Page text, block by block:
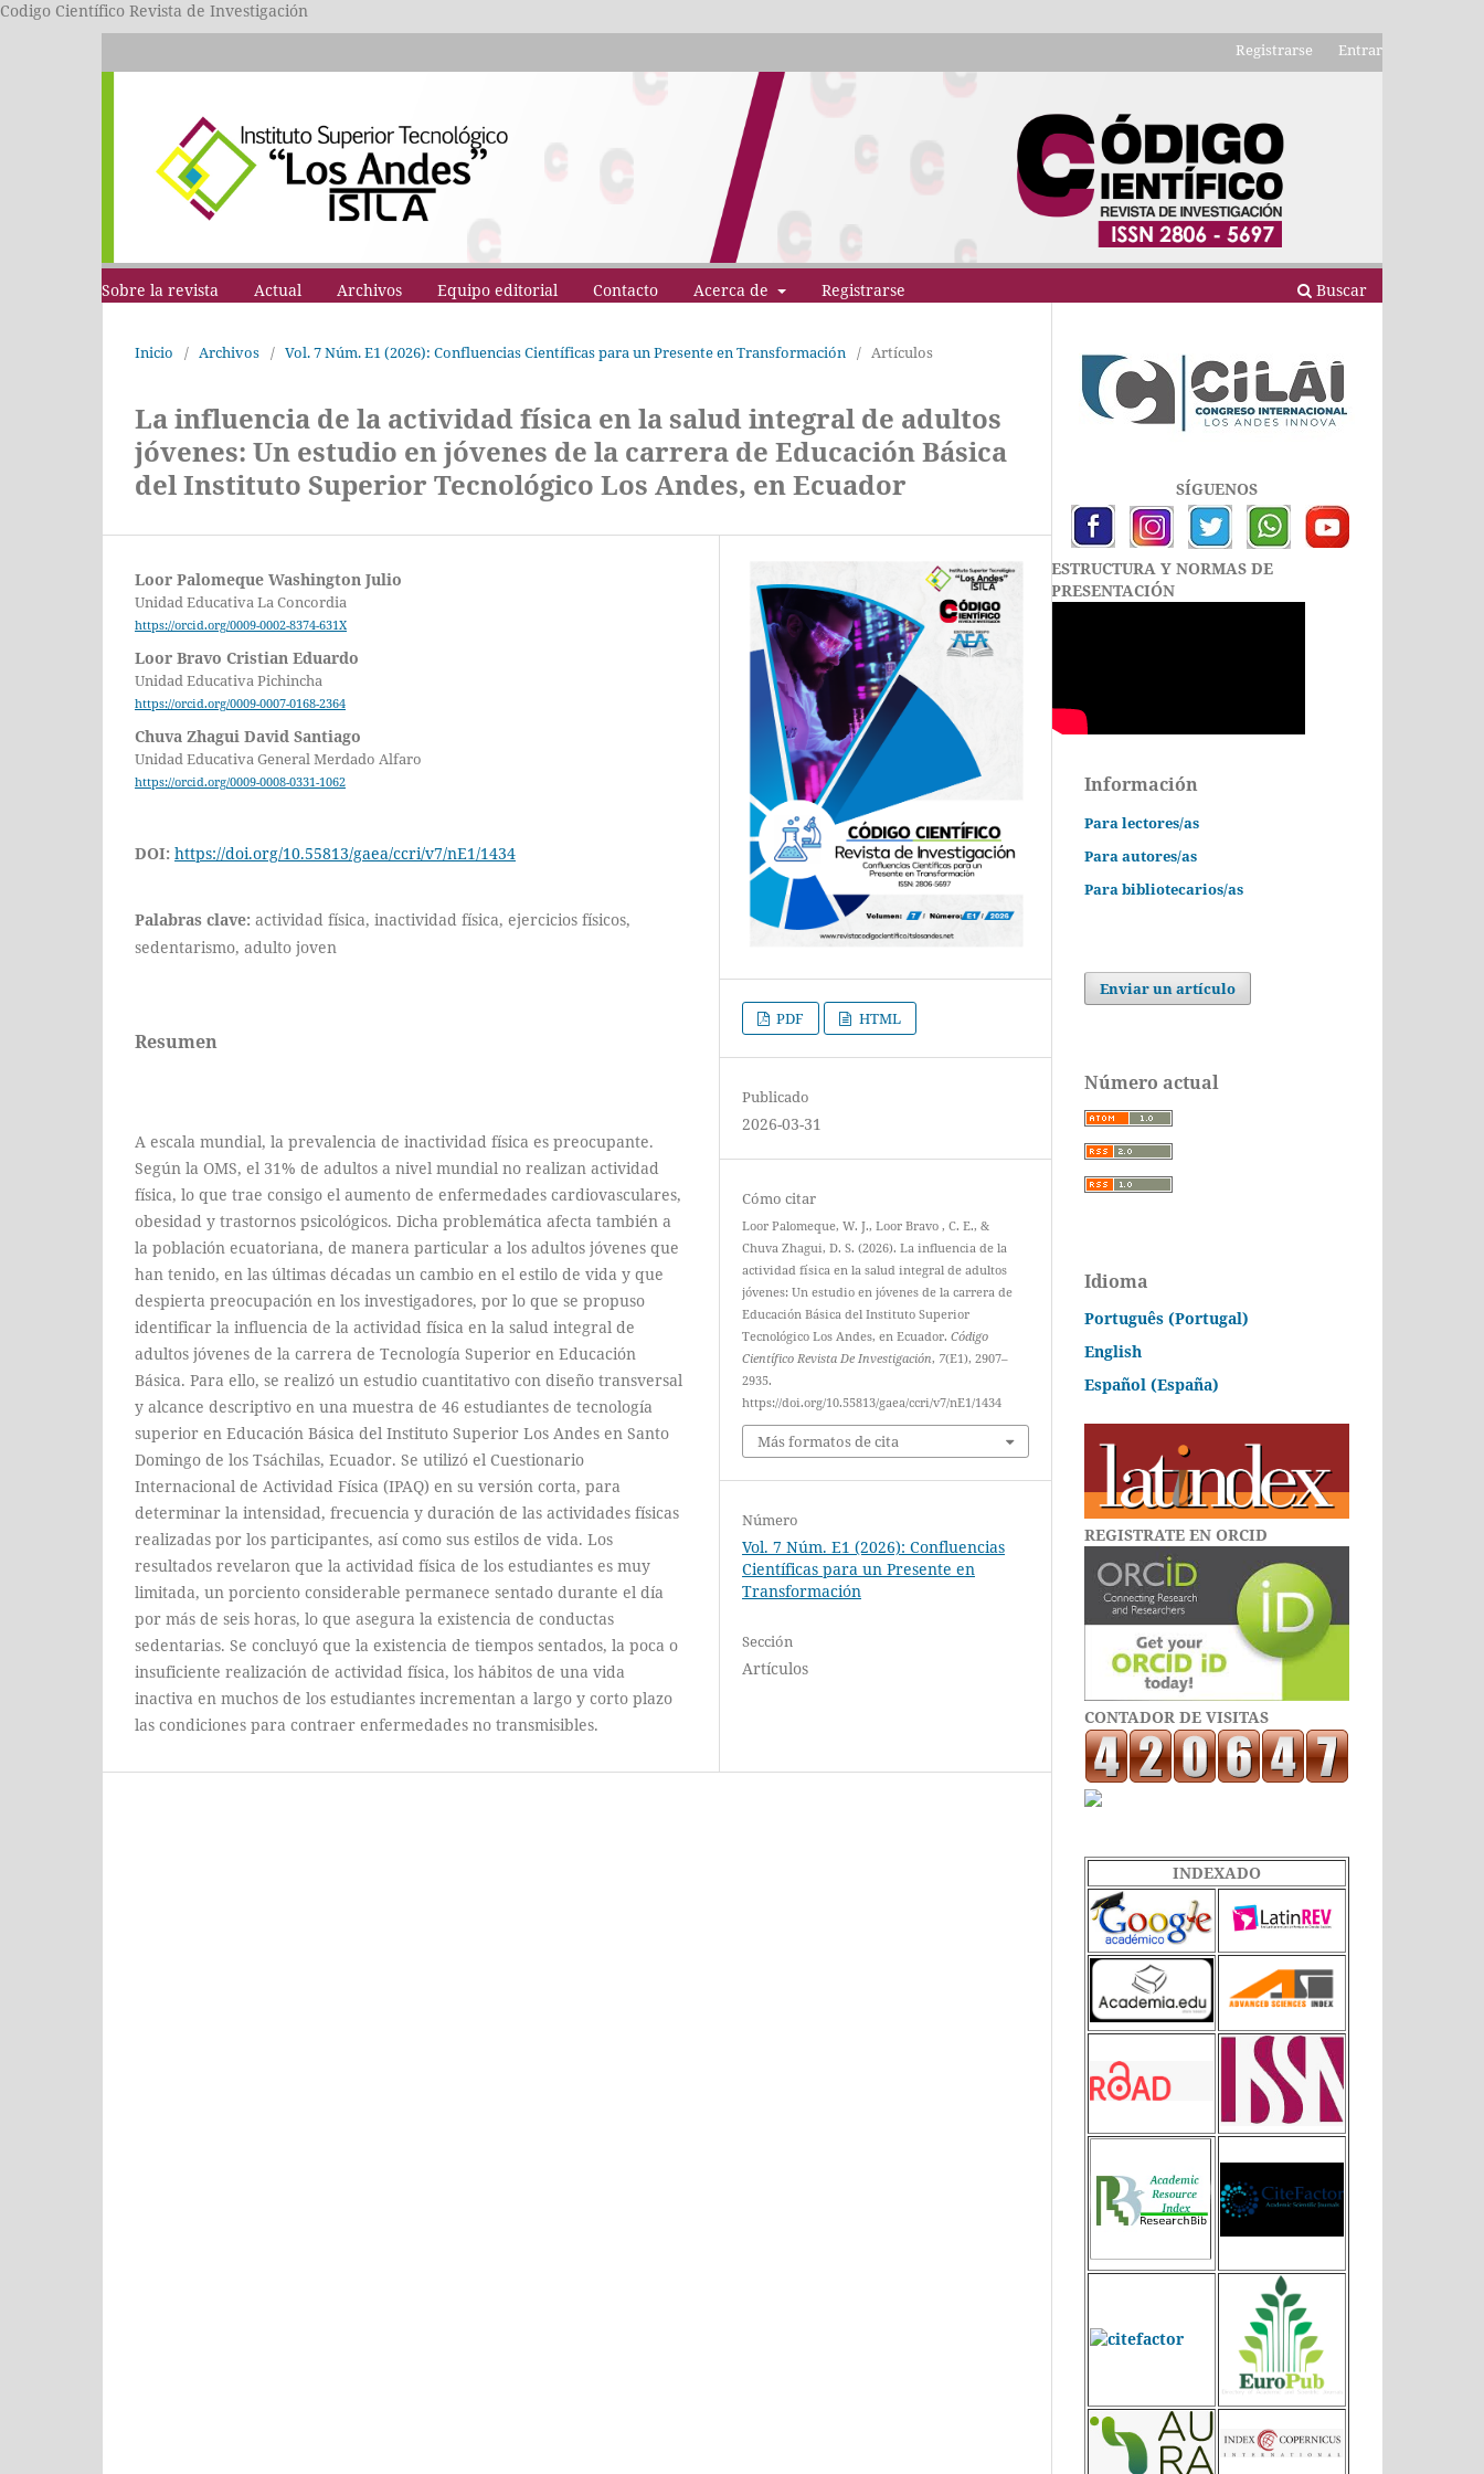
Codigo Científico Revista de Investigación
Sobre la revista Actual Archivos Equipo editorial Contacto Acerca de Registrarse Buscar
Registrarse Entrar
Inicio / Archivos / Vol. 7 Núm. E1 (2026): Confluencias Científicas para un Presente en Transformación / Artículos
La influencia de la actividad física en la salud integral de adultos
jóvenes: Un estudio en jóvenes de la carrera de Educación Básica
del Instituto Superior Tecnológico Los Andes, en Ecuador
Loor Palomeque Washington Julio
Unidad Educativa La Concordia
https://orcid.org/0009-0002-8374-631X
Loor Bravo Cristian Eduardo
Unidad Educativa Pichincha
https://orcid.org/0009-0007-0168-2364
Chuva Zhagui David Santiago
Unidad Educativa General Merdado Alfaro
https://orcid.org/0009-0008-0331-1062
DOI: https://doi.org/10.55813/gaea/ccri/v7/nE1/1434
Palabras clave: actividad física, inactividad física, ejercicios físicos,
sedentarismo, adulto joven
Resumen
A escala mundial, la prevalencia de inactividad física es preocupante.
Según la OMS, el 31% de adultos a nivel mundial no realizan actividad
física, lo que trae consigo el aumento de enfermedades cardiovasculares,
obesidad y trastornos psicológicos. Dicha problemática afecta también a
la población ecuatoriana, de manera particular a los adultos jóvenes que
han tenido, en las últimas décadas un cambio en el estilo de vida y que
despierta preocupación en los investigadores, por lo que se propuso
identificar la influencia de la actividad física en la salud integral de
adultos jóvenes de la carrera de Tecnología Superior en Educación
Básica. Para ello, se realizó un estudio cuantitativo con diseño transversal
y alcance descriptivo en una muestra de 46 estudiantes de tecnología
superior en Educación Básica del Instituto Superior Los Andes en Santo
Domingo de los Tsáchilas, Ecuador. Se utilizó el Cuestionario
Internacional de Actividad Física (IPAQ) en su versión corta, para
determinar la intensidad, frecuencia y duración de las actividades físicas
realizadas por los participantes, así como sus estilos de vida. Los
resultados revelaron que la actividad física de los estudiantes es muy
limitada, un porciento considerable permanece sentado durante el día
por más de seis horas, lo que asegura la existencia de conductas
sedentarias. Se concluyó que la existencia de tiempos sentados, la poca o
insuficiente realización de actividad física, los hábitos de una vida
inactiva en muchos de los estudiantes incrementan a largo y corto plazo
las condiciones para contraer enfermedades no transmisibles.
PDF HTML
Publicado
2026-03-31
Cómo citar
Loor Palomeque, W. J., Loor Bravo , C. E., &
Chuva Zhagui, D. S. (2026). La influencia de la
actividad física en la salud integral de adultos
jóvenes: Un estudio en jóvenes de la carrera de
Educación Básica del Instituto Superior
Tecnológico Los Andes, en Ecuador.Código
Científico Revista De Investigación, 7(E1), 2907–
2935.
https://doi.org/10.55813/gaea/ccri/v7/nE1/1434
Más formatos de cita
Número
Vol. 7 Núm. E1 (2026): Confluencias
Científicas para un Presente en
Transformación
Sección
Artículos
SÍGUENOS
ESTRUCTURA Y NORMAS DE
PRESENTACIÓN
Información
Para lectores/as
Para autores/as
Para bibliotecarios/as
Enviar un artículo
Número actual
Idioma
Português (Portugal)
English
Español (España)
REGISTRATE EN ORCID
CONTADOR DE VISITAS
INDEXADO